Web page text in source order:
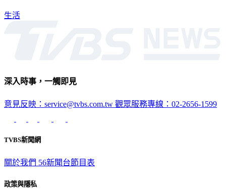
生活
深入時事，一觸即見
意見反映：service@tvbs.com.tw 觀眾服務專線：02-2656-1599
TVBS新聞網
關於我們 56新聞台節目表
政策與隱私